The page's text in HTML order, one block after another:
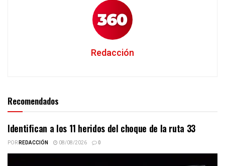
Redacción
Recomendados
Identifican a los 11 heridos del choque de la ruta 33
PORREDACCIÓN 08/08/2026 0